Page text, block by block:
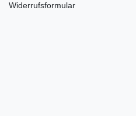
Widerrufsformular